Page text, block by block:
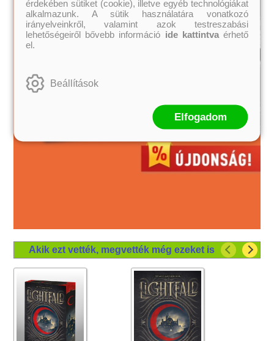
Akik ezt vették, megvették még ezeket is
érdekében sütiket (cookie), illetve egyéb technológiákat
alkalmazunk. A sütik használatára vonatkozó
irányelveinkről, valamint azok testreszabási
lehetőségeiről bővebb információ ide kattintvaérhető
el.
Beállítások
Elfogadom